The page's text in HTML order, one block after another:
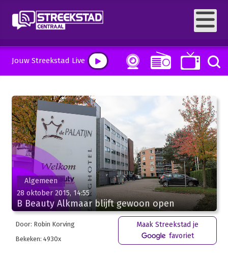
Jouw Streekstad Live
Algemeen
28 oktober 2015, 14:55
B Beauty Alkmaar blijft gewoon open
Door: Robin Korving
Bekeken: 4930x
Maak Streekstad je
favoriet